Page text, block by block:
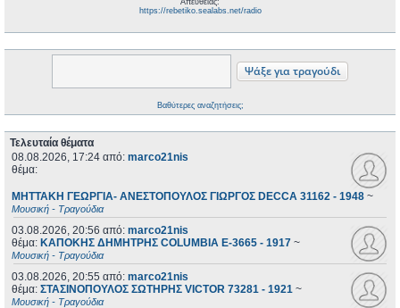
Απευθείας:
https://rebetiko.sealabs.net/radio
Βαθύτερες αναζητήσεις;
Τελευταία θέματα
08.08.2026, 17:24 από: marco21nis
θέμα:
ΜΗΤΤΑΚΗ ΓΕΩΡΓΙΑ- ΑΝΕΣΤΟΠΟΥΛΟΣ ΓΙΩΡΓΟΣ DECCA 31162 - 1948 ~
Μουσική - Τραγούδια
03.08.2026, 20:56 από: marco21nis
θέμα: ΚΑΠΟΚΗΣ ΔΗΜΗΤΡΗΣ COLUMBIA E-3665 - 1917 ~
Μουσική - Τραγούδια
03.08.2026, 20:55 από: marco21nis
θέμα: ΣΤΑΣΙΝΟΠΟΥΛΟΣ ΣΩΤΗΡΗΣ VICTOR 73281 - 1921 ~
Μουσική - Τραγούδια